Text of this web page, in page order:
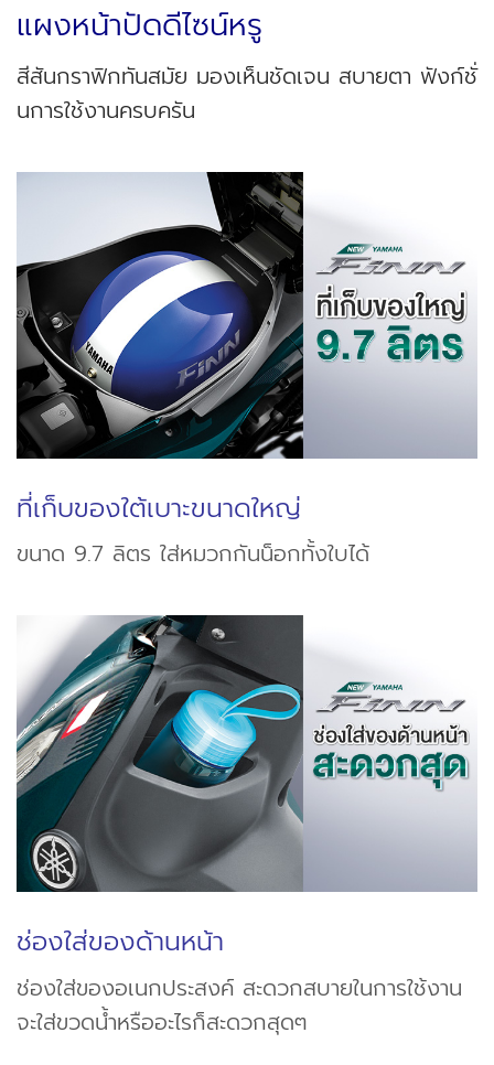
แผงหน้าปัดดีไซน์หรู
สีสันกราฟิกทันสมัย มองเห็นชัดเจน สบายตา ฟังก์ชั่
นการใช้งานครบครัน
ที่เก็บของใต้เบาะขนาดใหญ่
ขนาด 9.7 ลิตร ใส่หมวกกันน็อกทั้งใบได้
ช่องใส่ของด้านหน้า
ช่องใส่ของอเนกประสงค์ สะดวกสบายในการใช้งาน
จะใส่ขวดน้ำหรืออะไรก็สะดวกสุดๆ